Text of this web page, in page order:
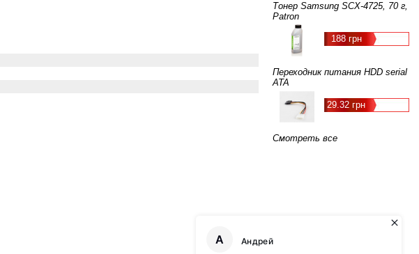
Тонер Samsung SCX-4725, 70 г,
Patron
188 грн
Переходник питания HDD serial
ATA
29.32 грн
Смотреть все